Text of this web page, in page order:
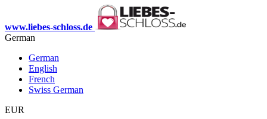
www.liebes-schloss.de
German
German
English
French
Swiss German
EUR